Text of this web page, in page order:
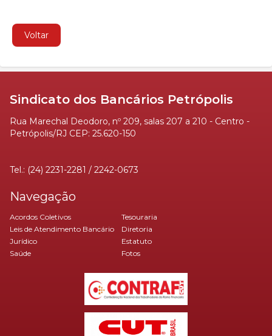
Voltar
Sindicato dos Bancários Petrópolis
Rua Marechal Deodoro, nº 209, salas 207 a 210 - Centro -
Petrópolis/RJ CEP: 25.620-150
Tel.: (24) 2231-2281 / 2242-0673
Navegação
Acordos Coletivos
Leis de Atendimento Bancário
Jurídico
Saúde
Tesouraria
Diretoria
Estatuto
Fotos